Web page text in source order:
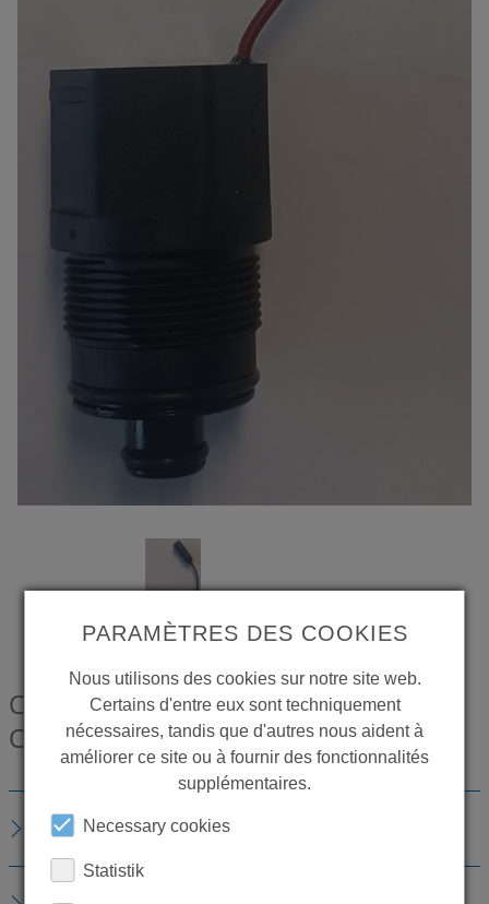
CONTI+ Cartouche d'électrovanne 6 V,
COMPACTCONO320010
DESCRIPTION
PARAMÈTRES DES COOKIES
Nous utilisons des cookies sur notre site web.
Certains d'entre eux sont techniquement
nécessaires, tandis que d'autres nous aident à
améliorer ce site ou à fournir des fonctionnalités
supplémentaires.
Necessary cookies
Statistik